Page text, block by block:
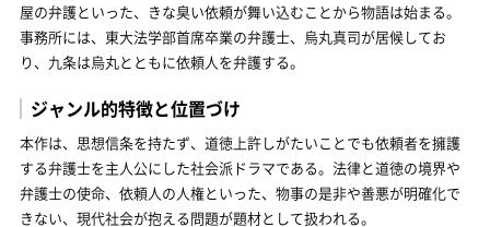
屋の弁護といった、きな臭い依頼が舞い込むことから物語は始まる。
事務所には、東大法学部首席卒業の弁護士、烏丸真司が居候してお
り、九条は烏丸とともに依頼人を弁護する。
ジャンル的特徴と位置づけ
本作は、思想信条を持たず、道徳上許しがたいことでも依頼者を擁護
する弁護士を主人公にした社会派ドラマである。法律と道徳の境界や
弁護士の使命、依頼人の人権といった、物事の是非や善悪が明確化で
きない、現代社会が抱える問題が題材として扱われる。